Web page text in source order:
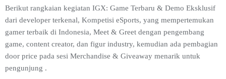
Berikut rangkaian kegiatan IGX: Game Terbaru & Demo Eksklusif
dari developer terkenal, Kompetisi eSports, yang mempertemukan
gamer terbaik di Indonesia, Meet & Greet dengan pengembang
game, content creator, dan figur industry, kemudian ada pembagian
door price pada sesi Merchandise & Giveaway menarik untuk
pengunjung .